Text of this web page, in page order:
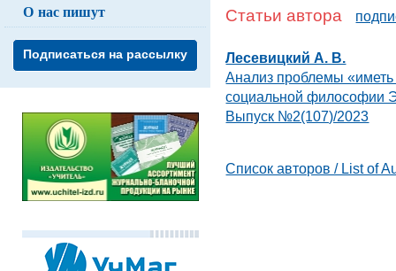
Статьи автора
Лесевицкий А. В.
Анализ проблемы
социальной философии
Выпуск №2(107)/2023
Список авторов / List of
О нас пишут
Подписаться на рассылку